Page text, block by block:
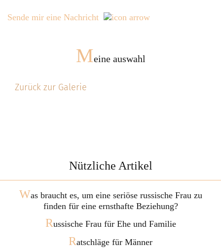
Sende mir eine Nachricht
Meine auswahl
Zurück zur Galerie
Nützliche Artikel
Was braucht es, um eine seriöse russische Frau zu
finden für eine ernsthafte Beziehung?
Russische Frau für Ehe und Familie
Ratschläge für Männer